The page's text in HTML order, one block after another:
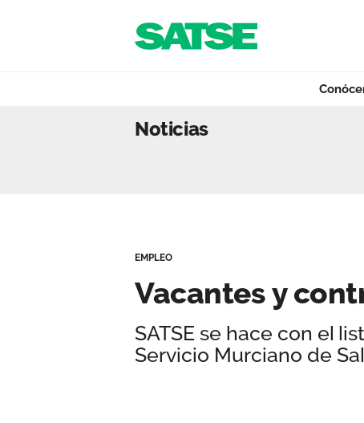
Navegación
Qué ofrecemos
Actualidad
Vacantes y
Noticias
EMPLEO
Vacantes y
SATSE se hace con el
Servicio Murciano de